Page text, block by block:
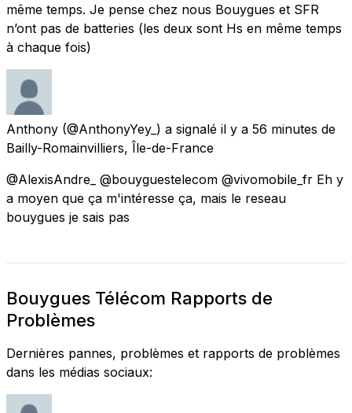
même temps. Je pense chez nous Bouygues et SFR
n’ont pas de batteries (les deux sont Hs en même temps
à chaque fois)
Anthony (@AnthonyYey_) a signalé il y a 56 minutes de
Bailly-Romainvilliers, Île-de-France
@AlexisAndre_ @bouyguestelecom @vivomobile_fr Eh y
a moyen que ça m'intéresse ça, mais le reseau
bouygues je sais pas
Bouygues Télécom Rapports de
Problèmes
Dernières pannes, problèmes et rapports de problèmes
dans les médias sociaux: